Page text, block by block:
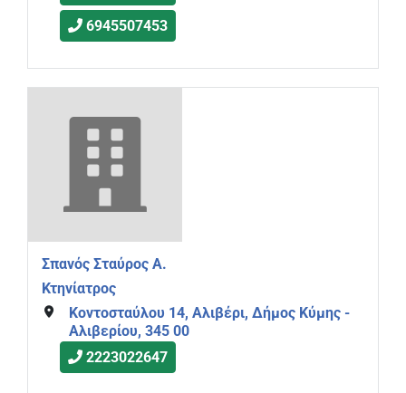
6945507453
Σπανός Σταύρος Α.
Κτηνίατρος
Κοντοσταύλου 14, Αλιβέρι, Δήμος Κύμης -
Αλιβερίου, 345 00
2223022647